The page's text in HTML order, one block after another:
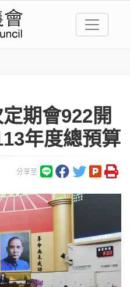
期會922開
年度總預算
分享至